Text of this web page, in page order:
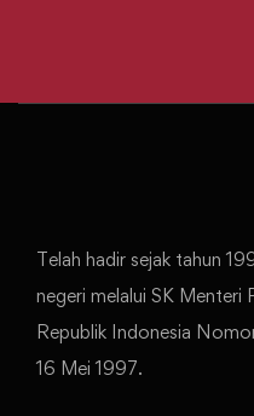
Telah hadir sejak tahun
negeri melalui SK Menteri
Republik Indonesia
16 Mei 1997.